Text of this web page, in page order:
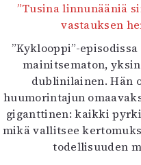
”Tusina linnunääniä
vastauksen
”Kyklooppi”-
mainitsematon,
dublinilainen. Hän
huumorintajun
giganttinen: kaikki
mikä vallitsee
todellisuuden